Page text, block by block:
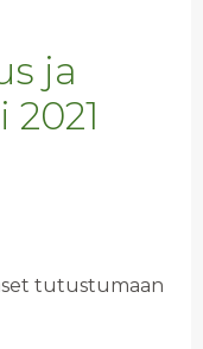
ja
tutustumaan